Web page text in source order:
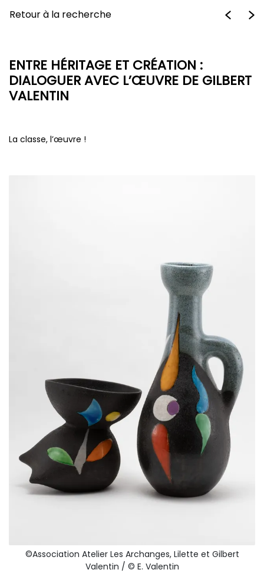
Retour à la recherche
ENTRE HÉRITAGE ET CRÉATION :
DIALOGUER AVEC L’ŒUVRE DE GILBERT
VALENTIN
La classe, l’œuvre !
©Association Atelier Les Archanges, Lilette et Gilbert
Valentin / © E. Valentin